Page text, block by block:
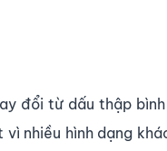
đổi từ dấu thập
nhiều hình dạng